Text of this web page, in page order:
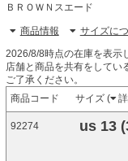
ＢＲＯＷＮスエード
商品情報 サイズに
2026/8/8時点の在庫を表示
店舗と商品を共有をしてい
ご了承ください。
商品コード
サイズ (
92274 us 13